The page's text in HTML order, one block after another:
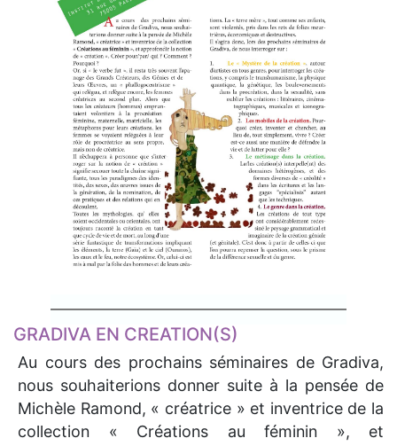
GRADIVA EN CREATION(S)
Au cours des prochains séminaires de Gradiva,
nous souhaiterions donner suite à la pensée de
Michèle Ramond, « créatrice » et inventrice de la
collection « Créations au féminin », et